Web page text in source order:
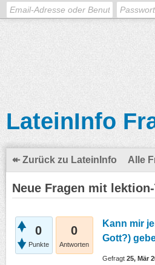
LateinInfo
↞ Zurück zu LateinInfo Alle
Neue Fragen mit
0
Punkte
0
Antworten
Kann mir
Gott?)
Gefragt 25, Mär